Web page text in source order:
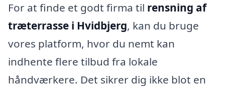
For at finde et godt firma til rensning af
træterrasse i Hvidbjerg, kan du bruge
vores platform, hvor du nemt kan
indhente flere tilbud fra lokale
håndværkere. Det sikrer dig ikke blot en